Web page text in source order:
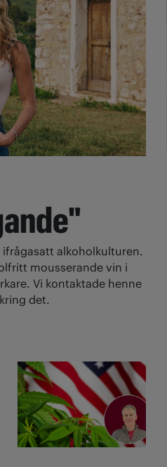
alkoholkulturen.
mousserande vin i
Vi kontaktade henne
det.